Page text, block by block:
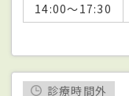
14:00～17:30
診療時間外